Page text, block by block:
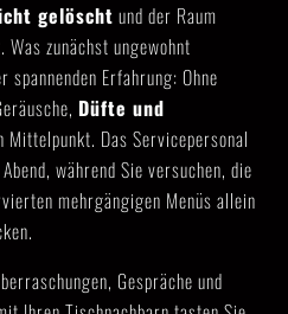
gelöscht und der Raum
zunächst ungewohnt
Erfahrung: Ohne
Düfte und
Mittelpunkt. Das Servicepersonal
während Sie versuchen, die
mehrgängigen Menüs allein
Gespräche und